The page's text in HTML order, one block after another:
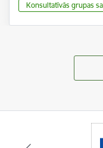
Konsultatīvās grupas